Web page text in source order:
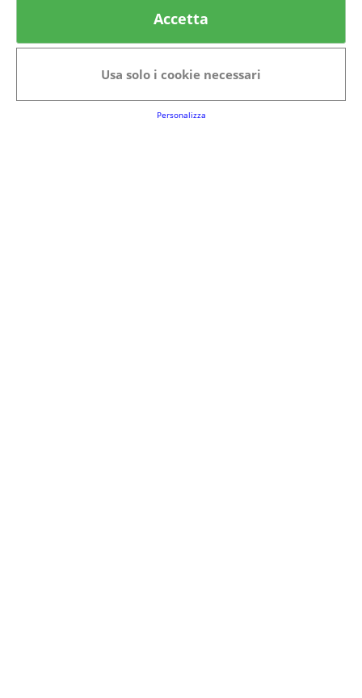
Categorie in evidenza
Animali
Nuovi prodotti
Senior
Accetta
Usa solo i cookie necessari
Personalizza